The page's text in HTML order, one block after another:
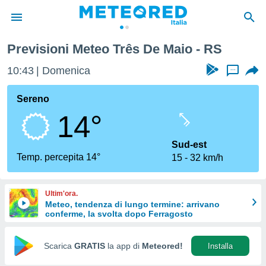
di
per
le
di
Web
Previsioni Meteo Três De Maio - RS
10:43 Domenica ...
Sereno
14°
Temp. percepita 14°
Sud-est
15
32 km/h
Ultim'ora.
Meteo, tendenza di lungo termine: arrivano
conferme, la svolta dopo Ferragosto
Scarica GRATIS la app di Meteored! Installa